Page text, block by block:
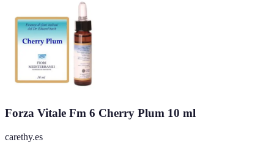
Forza Vitale Fm 6 Cherry Plum 10 ml
carethy.es